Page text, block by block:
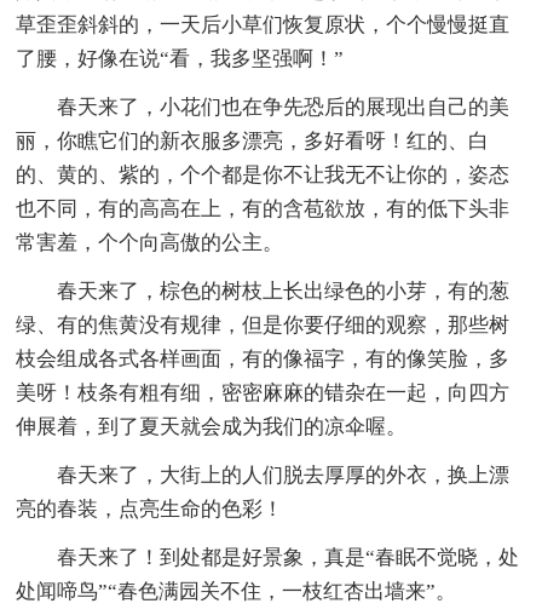
草歪歪斜斜的，一天后小草们恢复原状，个个慢慢挺直
了腰，好像在说“看，我多坚强啊！”
春天来了，小花们也在争先恐后的展现出自己的美
丽，你瞧它们的新衣服多漂亮，多好看呀！红的、白
的、黄的、紫的，个个都是你不让我无不让你的，姿态
也不同，有的高高在上，有的含苞欲放，有的低下头非
常害羞，个个向高傲的公主。
春天来了，棕色的树枝上长出绿色的小芽，有的葱
绿、有的焦黄没有规律，但是你要仔细的观察，那些树
枝会组成各式各样画面，有的像福字，有的像笑脸，多
美呀！枝条有粗有细，密密麻麻的错杂在一起，向四方
伸展着，到了夏天就会成为我们的凉伞喔。
春天来了，大街上的人们脱去厚厚的外衣，换上漂
亮的春装，点亮生命的色彩！
春天来了！到处都是好景象，真是“春眠不觉晓，处
处闻啼鸟”“春色满园关不住，一枝红杏出墙来”。